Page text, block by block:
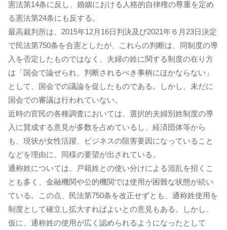
憲法第14条に反し、婚姻における人格的自律権の尊重を定め
る憲法第24条にも反する。
最高裁判所は、2015年12月16日判決及び2021年６月23日決定
で民法第750条を合憲としたが、これらの判断は、同制度の導
入を否定したものではなく、夫婦の姓に関する制度の在り方
は「国会で論ぜられ、判断されるべき事柄にほかならない」
として、国会での議論を促したものである。しかし、未だに
国会での審議は行われていない。
近時の官民の各種調査においては、選択的夫婦別姓制度の導
入に賛成する意見が多数を占めているし、経済団体等から
も、現状が女性活躍、ビジネスの阻害要因になっていること
などを理由に、同様の要望が出されている。
通称姓については、戸籍姓との使い分けによる混乱を招くこ
とも多く、金融機関や公的機関では使用が困難な状態が続い
ている。この点、民法第750条を改正せずとも、通称姓使用を
制度として確立し拡大すればよいとの意見もある。しかし、
仮に、通称姓の使用が広く認められるようになったとして